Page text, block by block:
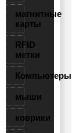
магнитные
карты
RFID
метки
Компьютеры
мыши
коврики